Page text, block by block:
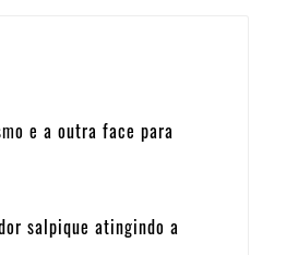
e a outra face para
salpique atingindo a